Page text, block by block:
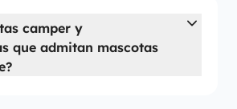
camper y
que admitan mascotas